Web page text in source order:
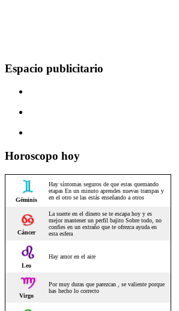
Espacio publicitario
Horoscopo hoy